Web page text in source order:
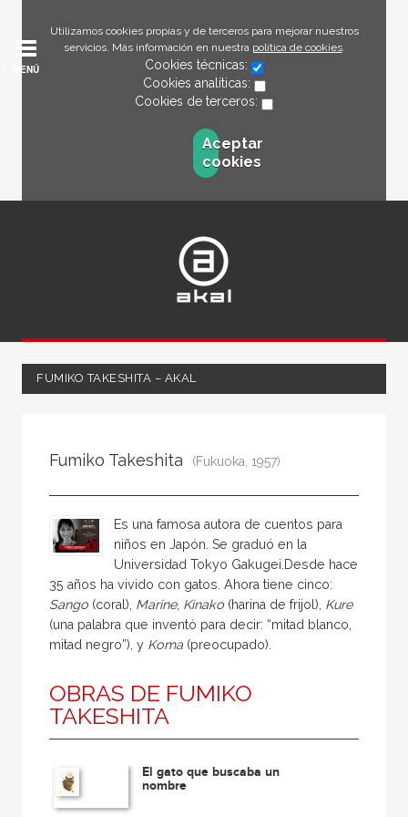
Utilizamos cookies propias y de terceros para mejorar nuestros
servicios. Más información en nuestra política de cookies.
Cookies técnicas:
Cookies analíticas:
Cookies de terceros:
Aceptar
cookies
MENÚ
FUMIKO TAKESHITA – AKAL
Coordinador
Editora
Escritor
Ilustrador
Prologuista
Traductora
Fumiko Takeshita (Fukuoka, 1957)
Es una famosa autora de cuentos para
niños en Japón. Se graduó en la
Universidad Tokyo Gakugei.Desde hace
35 años ha vivido con gatos. Ahora tiene cinco:
Sango (coral), Marine, Kinako (harina de frijol), Kure
(una palabra que inventó para decir: “mitad blanco,
mitad negro”), y Koma (preocupado).
OBRAS DE FUMIKO
TAKESHITA
El gato que buscaba un
nombre